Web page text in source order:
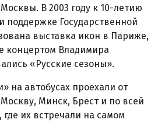
В 2003 году к 10-летию
поддержке Государственной
выставка икон в Париже,
концертом Владимира
«Русские сезоны».
на автобусах проехали от
Минск, Брест и по всей
их встречали на самом